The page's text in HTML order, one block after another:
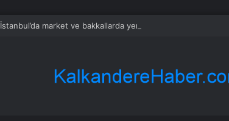
İstanbul’da market ve bakkallarda yeni uygulama devreye girdi